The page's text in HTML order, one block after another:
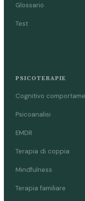
Glossario
Test
PSICOTERAPIE
Cognitivo
Psicoanalisi
EMDR
Terapia di coppia
Mindfulness
Terapia familiare